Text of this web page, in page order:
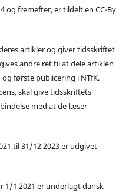
og fremefter, er tildelt en CC-By
artikler og giver tidsskriftet
andre ret til at dele artiklen
første publicering i NTfK.
skal give tidsskriftets
med at de læser
til 31/12 2023 er udgivet
1/1 2021 er underlagt dansk